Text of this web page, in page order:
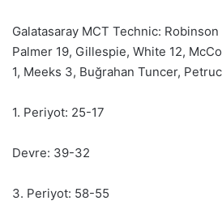
Galatasaray MCT Technic: Robinson
Palmer 19, Gillespie, White 12,
1, Meeks 3, Buğrahan Tuncer,
1. Periyot: 25-17
Devre: 39-32
3. Periyot: 58-55